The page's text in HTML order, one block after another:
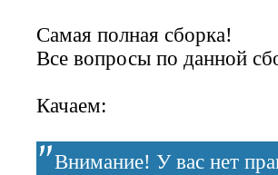
Самая полная сборка!
Все вопросы по данной
Качаем:
Внимание! У вас нет